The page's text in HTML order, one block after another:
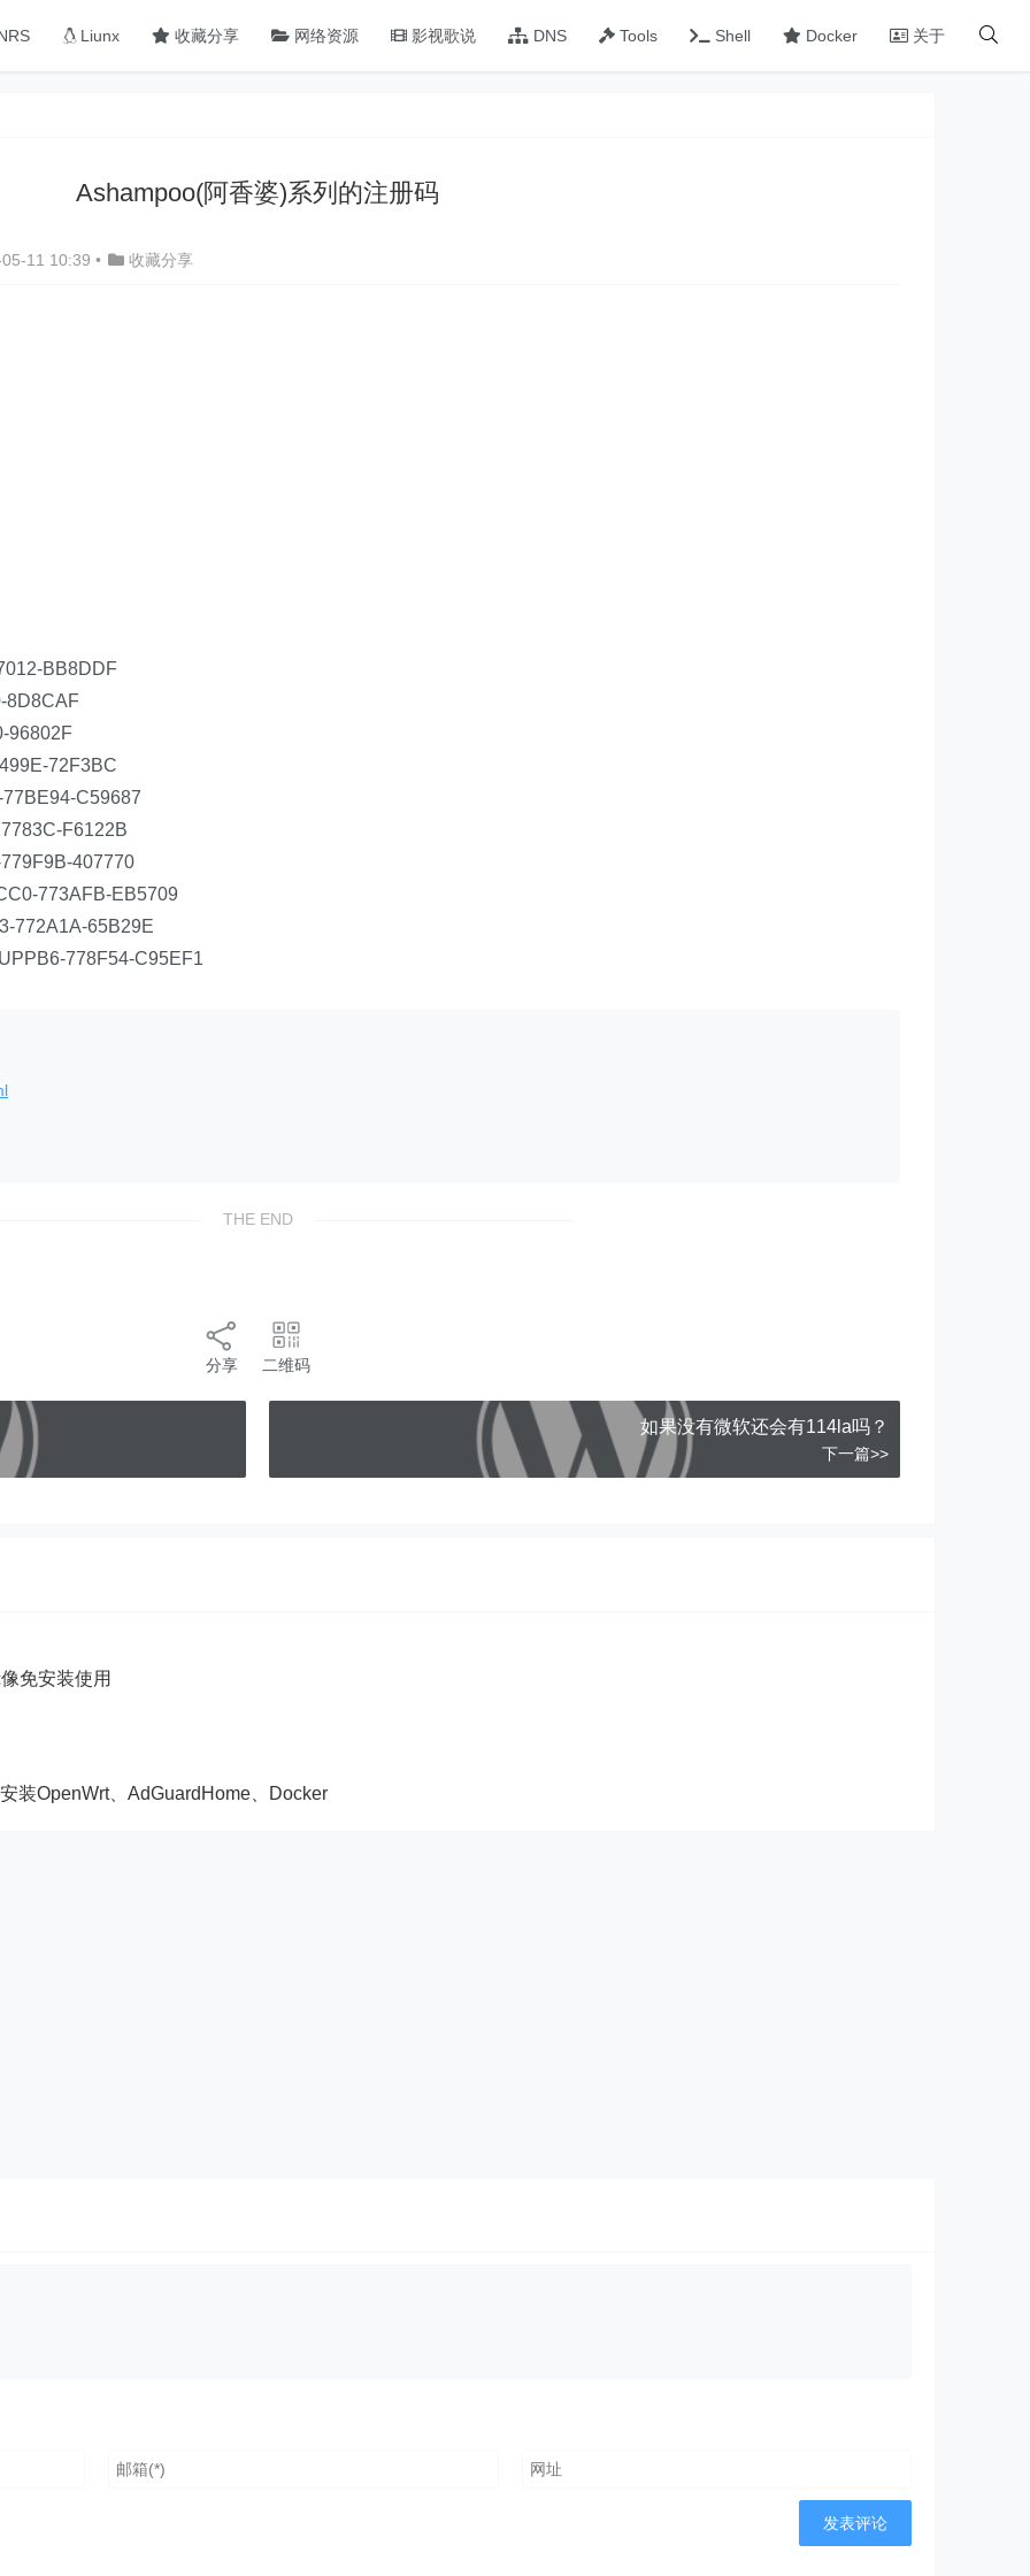
Liunx 收藏分享 网络资源 影视歌说 DNS Tools Shell Docker 关于
Ashampoo(阿香婆)系列的注册码
11 10:39 • 收藏分享
BB8DDF
8D8CAF
96802F
72F3BC
C59687
F6122B
407770
773AFB-EB5709
772A1A-65B29E
778F54-C95EF1
THE END
分享 二维码
如果没有微软还会有114la吗？
下一篇>>
免安装使用
装OpenWrt、AdGuardHome、Docker